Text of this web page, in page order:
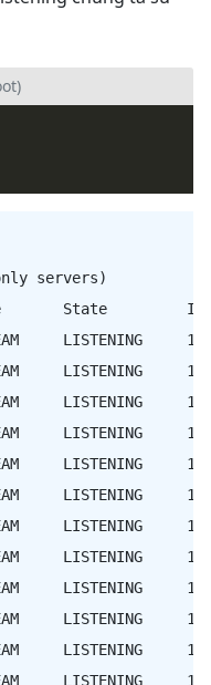
servers)
State         I-
LISTENING
LISTENING
LISTENING
LISTENING
LISTENING
LISTENING
LISTENING
LISTENING
LISTENING
LISTENING
LISTENING